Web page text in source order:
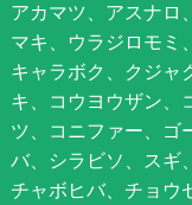
アカマツ、アスナロ
マキ、ウラジロモミ
キャラボク、クジャ
キ、コウヨウザン、
ツ、コニファー、ゴ
バ、シラビソ、スギ
チャボヒバ、チョウ